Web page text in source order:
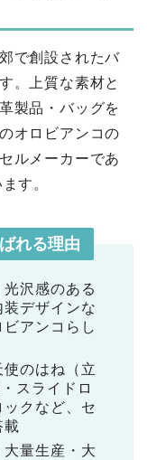
で創設されたバ
。上質な素材と
製品・バッグを
オロビアンコの
ルメーカーであ
す。
れる理由
光沢感のある
デザインな
アンコらし
使のはね（立
スライドロ
クなど、セ
載
大量生産・大